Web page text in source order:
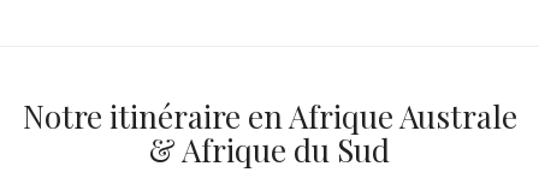
Notre itinéraire en Afrique Australe
& Afrique du Sud